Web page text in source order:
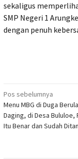
sekaligus
SMP Negeri 1
dengan penuh
Navigasi
pos
Pos sebelumnya
Menu MBG di Duga
Daging, di Desa Bululoe,
Itu Benar dan Sudah